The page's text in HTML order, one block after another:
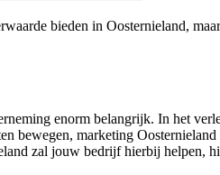
bieden in Oosternieland,
enorm belangrijk. In het
bewegen, marketing
zal jouw bedrijf hierbij helpen,